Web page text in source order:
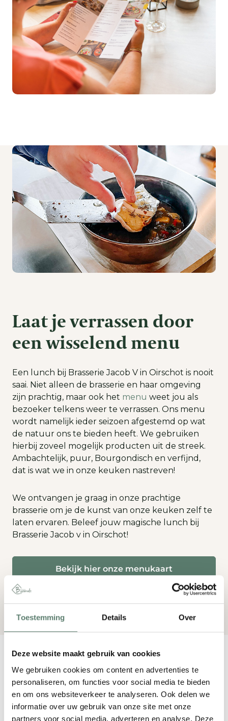
Toestemming Details Over
Deze website maakt gebruik van cookies
We gebruiken cookies om content en advertenties te
personaliseren, om functies voor social media te bieden
en om ons websiteverkeer te analyseren. Ook delen we
informatie over uw gebruik van onze site met onze
partners voor social media, adverteren en analyse. Deze
Laat je verrassen door
een wisselend menu
Een lunch bij Brasserie Jacob V in Oirschot is nooit
saai. Niet alleen de brasserie en haar omgeving
zijn prachtig, maar ook het menu weet jou als
bezoeker telkens weer te verrassen. Ons menu
wordt namelijk ieder seizoen afgestemd op wat
de natuur ons te bieden heeft. We gebruiken
hierbij zoveel mogelijk producten uit de streek.
Ambachtelijk, puur, Bourgondisch en verfijnd,
dat is wat we in onze keuken nastreven!
We ontvangen je graag in onze prachtige
brasserie om je de kunst van onze keuken zelf te
laten ervaren. Beleef jouw magische lunch bij
Brasserie Jacob v in Oirschot!
Bekijk hier onze menukaart
Zakelijk lunchen in
Oirschot